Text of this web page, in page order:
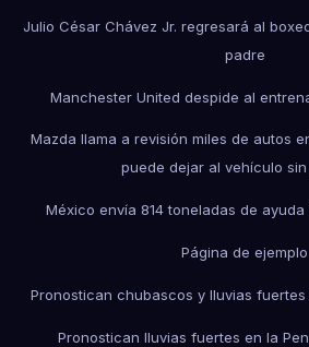
Julio César Chávez Jr. regresará al
padre
Manchester United despide al
Mazda llama a revisión miles de autos
puede dejar al vehículo
México envía 814 toneladas de
Página de ejemplo
Pronostican chubascos y lluvias
Pronostican lluvias fuertes en la